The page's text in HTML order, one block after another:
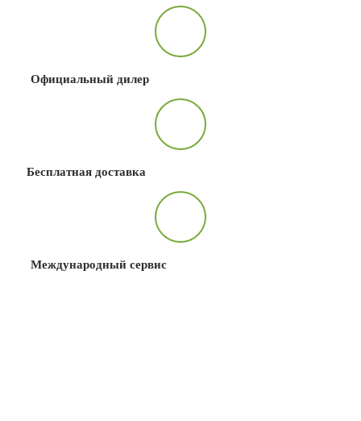
Официальный дилер
Бесплатная доставка
Международный сервис